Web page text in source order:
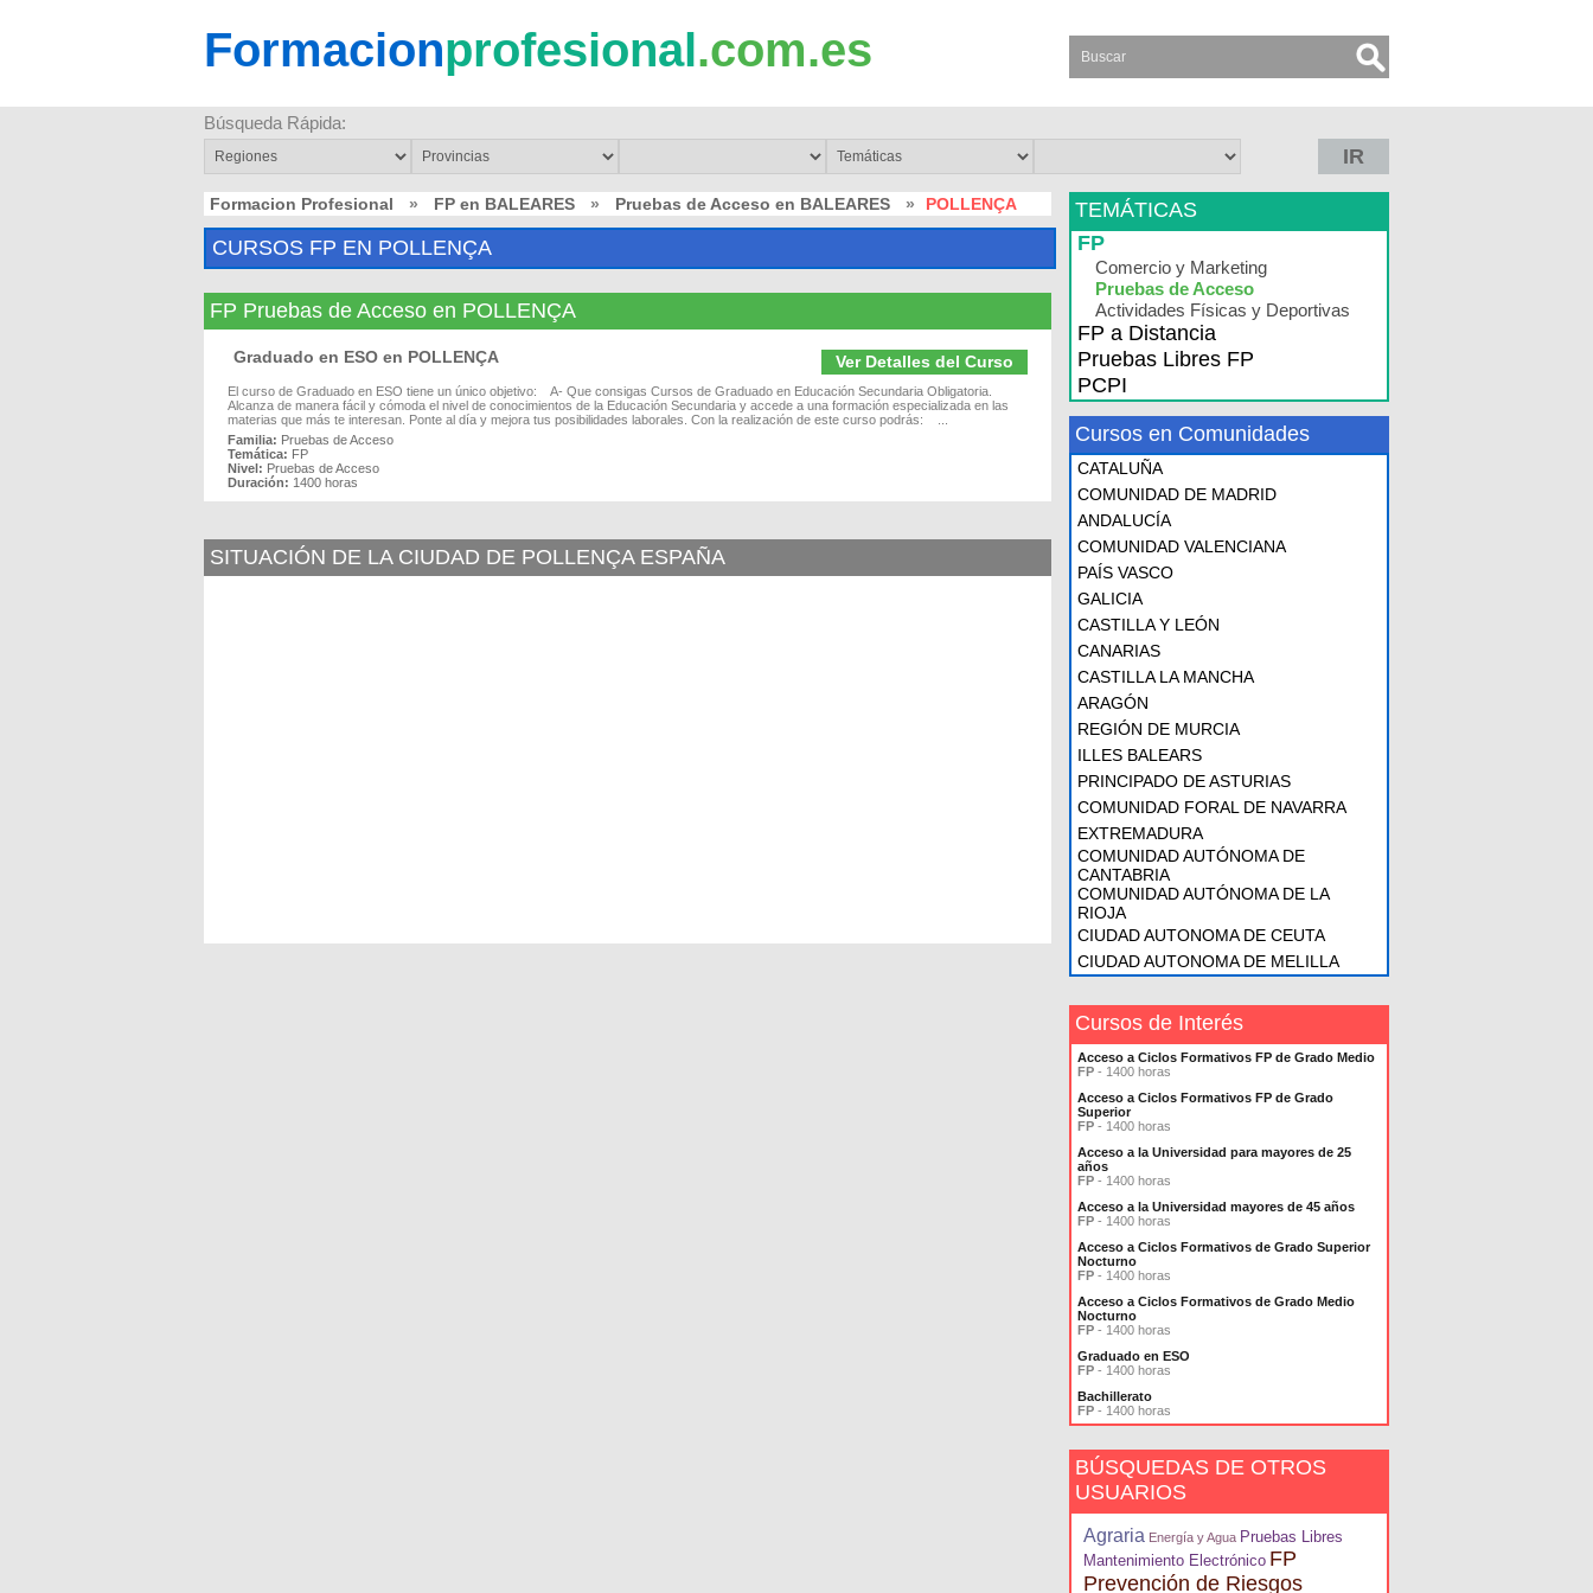
Formacionprofesional.com.es
Búsqueda Rápida:
IR
Formacion Profesional » FP en BALEARES » Pruebas de Acceso en BALEARES » POLLENÇA
CURSOS FP EN POLLENÇA
FP Pruebas de Acceso en POLLENÇA
Ver Detalles del Curso
Graduado en ESO en POLLENÇA
El curso de Graduado en ESO tiene un único objetivo: A- Que consigas Cursos de Graduado en Educación Secundaria Obligatoria.
Alcanza de manera fácil y cómoda el nivel de conocimientos de la Educación Secundaria y accede a una formación especializada en las
materias que más te interesan. Ponte al día y mejora tus posibilidades laborales. Con la realización de este curso podrás: ...
Familia: Pruebas de Acceso
Temática: FP
Nivel: Pruebas de Acceso
Duración: 1400 horas
SITUACIÓN DE LA CIUDAD DE POLLENÇA ESPAÑA
TEMÁTICAS
FP
Comercio y Marketing
Pruebas de Acceso
Actividades Físicas y Deportivas
FP a Distancia
Pruebas Libres FP
PCPI
Cursos en Comunidades
CATALUÑA
COMUNIDAD DE MADRID
ANDALUCÍA
COMUNIDAD VALENCIANA
PAÍS VASCO
GALICIA
CASTILLA Y LEÓN
CANARIAS
CASTILLA LA MANCHA
ARAGÓN
REGIÓN DE MURCIA
ILLES BALEARS
PRINCIPADO DE ASTURIAS
COMUNIDAD FORAL DE NAVARRA
EXTREMADURA
COMUNIDAD AUTÓNOMA DE
CANTABRIA
COMUNIDAD AUTÓNOMA DE LA
RIOJA
CIUDAD AUTONOMA DE CEUTA
CIUDAD AUTONOMA DE MELILLA
Cursos de Interés
Acceso a Ciclos Formativos FP de Grado Medio
FP - 1400 horas
Acceso a Ciclos Formativos FP de Grado
Superior
FP - 1400 horas
Acceso a la Universidad para mayores de 25
años
FP - 1400 horas
Acceso a la Universidad mayores de 45 años
FP - 1400 horas
Acceso a Ciclos Formativos de Grado Superior
Nocturno
FP - 1400 horas
Acceso a Ciclos Formativos de Grado Medio
Nocturno
FP - 1400 horas
Graduado en ESO
FP - 1400 horas
Bachillerato
FP - 1400 horas
BÚSQUEDAS DE OTROS
USUARIOS
Agraria Energía y Agua Pruebas Libres
Mantenimiento Electrónico FP
Prevención de Riesgos